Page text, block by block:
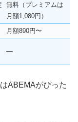
無料（プレミアムは
月額1,080円）
月額890円〜
―
ABEMAがぴった